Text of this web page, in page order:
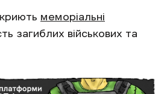
меморіальні
загиблих військових та